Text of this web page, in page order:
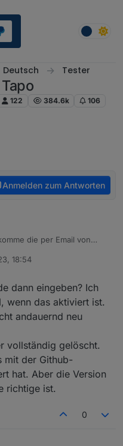
Deutsch Tester
122 384.6k 106
Anmelden zum Antworten
die per Email von
Objekte gelöscht?
18:54
dann eingeben? Ich
wenn das aktiviert ist.
andauernd neu
vollständig gelöscht.
mit der Github-
hat. Aber die Version
richtige ist.
0